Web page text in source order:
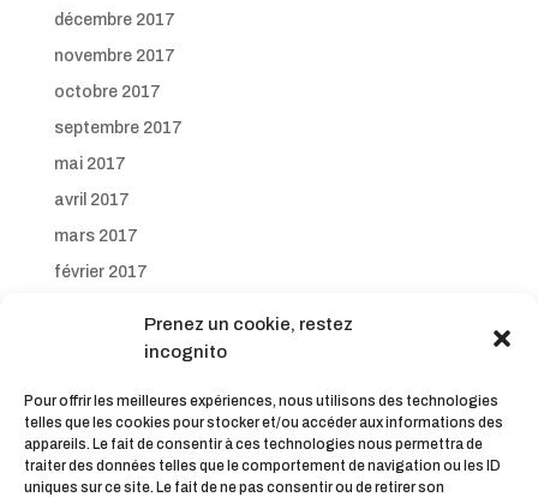
Prenez un cookie, restez
incognito
Pour offrir les meilleures expériences, nous utilisons des technologies
telles que les cookies pour stocker et/ou accéder aux informations des
appareils. Le fait de consentir à ces technologies nous permettra de
traiter des données telles que le comportement de navigation ou les ID
uniques sur ce site. Le fait de ne pas consentir ou de retirer son
décembre 2017
novembre 2017
octobre 2017
septembre 2017
mai 2017
avril 2017
mars 2017
février 2017
décembre 2016
octobre 2016
septembre 2016